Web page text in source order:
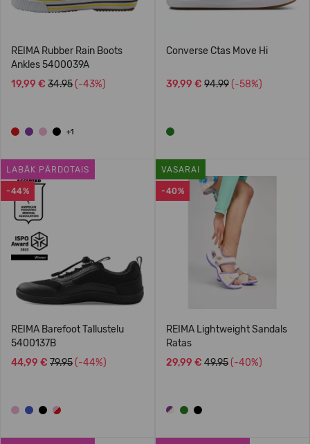
REIMA Rubber Rain Boots
Ankles 5400039A
19,99 € 34.95 (-43%)
+1
Converse Ctas Move Hi
39,99 € 94.99 (-58%)
-44%
LABĀK PĀRDOTAIS
REIMA Barefoot Tallustelu
5400137B
44,99 € 79.95 (-44%)
-40%
VASARAI
REIMA Lightweight Sandals
Ratas
29,99 € 49.95 (-40%)